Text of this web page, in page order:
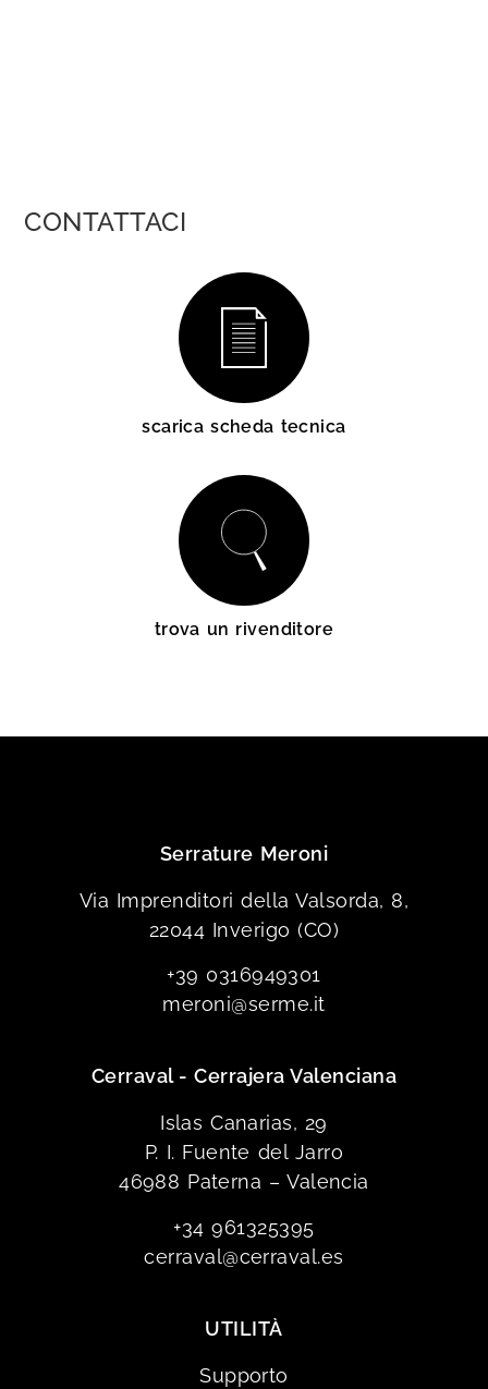
CONTATTACI
scarica scheda tecnica
trova un rivenditore
Serrature Meroni
Via Imprenditori della Valsorda, 8,
22044 Inverigo (CO)
+39 0316949301
meroni@serme.it
Cerraval - Cerrajera Valenciana
Islas Canarias, 29
P. I. Fuente del Jarro
46988 Paterna – Valencia
+34 961325395
cerraval@cerraval.es
UTILITÀ
Supporto